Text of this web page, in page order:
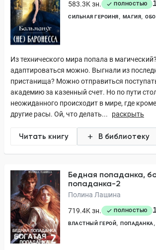
583.3K зн. ПОЛНОСТЬЮ
СИЛЬНАЯ ГЕРОИНЯ МАГИЯ
Из технического мира попала в
адаптироваться можно. Выгнали из
пристанища? Можно отправиться
академию за казенный счет. Но по пути
неожиданного происходит в мире, где
другие расы. Ой, что делать...
раскрыть
Читать книгу В библиотеку
Бедная попаданка,
попаданка-2
Полина Лашина
719.4K зн.
ПОЛНОСТЬЮ
ВЛАСТНЫЙ ГЕРОЙ ПОПАДАНКА